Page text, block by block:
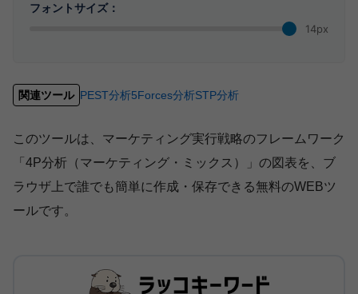
フォントサイズ：
14px
関連ツール PEST分析5Forces分析STP分析
このツールは、マーケティング実行戦略のフレームワーク
「4P分析（マーケティング・ミックス）」の図表を、ブ
ラウザ上で誰でも簡単に作成・保存できる無料のWEBツ
ールです。